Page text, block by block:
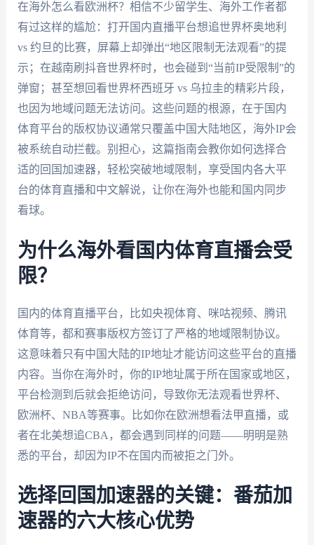
在海外怎么看欧洲杯？相信不少留学生、海外工作者都
有过这样的尴尬：打开国内直播平台想追世界杯奥地利
vs 约旦的比赛，屏幕上却弹出“地区限制无法观看”的提
示；在越南刷抖音世界杯时，也会碰到“当前IP受限制”的
弹窗；甚至想回看世界杯西班牙 vs 乌拉圭的精彩片段，
也因为地域问题无法访问。这些问题的根源，在于国内
体育平台的版权协议通常只覆盖中国大陆地区，海外IP会
被系统自动拦截。别担心，这篇指南会教你如何选择合
适的回国加速器，轻松突破地域限制，享受国内各大平
台的体育直播和中文解说，让你在海外也能和国内同步
看球。
为什么海外看国内体育直播会受
限？
国内的体育直播平台，比如央视体育、咪咕视频、腾讯
体育等，都和赛事版权方签订了严格的地域限制协议。
这意味着只有中国大陆的IP地址才能访问这些平台的直播
内容。当你在海外时，你的IP地址属于所在国家或地区，
平台检测到后就会拒绝访问，导致你无法观看世界杯、
欧洲杯、NBA等赛事。比如你在欧洲想看法甲直播，或
者在北美想追CBA，都会遇到同样的问题——明明是熟
悉的平台，却因为IP不在国内而被拒之门外。
选择回国加速器的关键：番茄加
速器的六大核心优势